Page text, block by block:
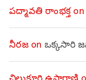
పద్మావతి రాంభక్తon
నీరజon ఒక్కసారి